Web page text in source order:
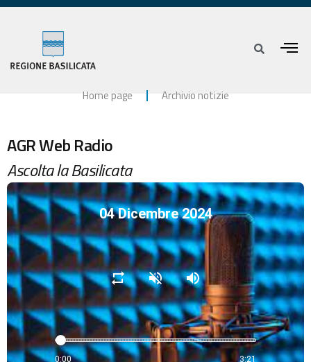
Home page Archivio notizie
AGR Web Radio
Ascolta la Basilicata
04 Dicembre 2024
repeat volume_off volume_up
0:00 3:21